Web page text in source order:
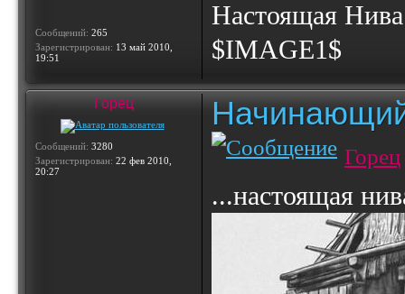
Сообщений: 265
Зарегистрирован: 13 май 2010,
19:51
Настоящая
$IMAGE1$
Горец
Сообщений: 3280
Зарегистрирован: 22 фев 2010,
20:27
Горец
...настоящая